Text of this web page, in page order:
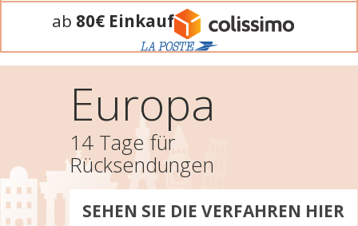
ab 80€ Einkauf
Europa
14 Tage für
Rücksendungen
SEHEN SIE DIE VERFAHREN HIER